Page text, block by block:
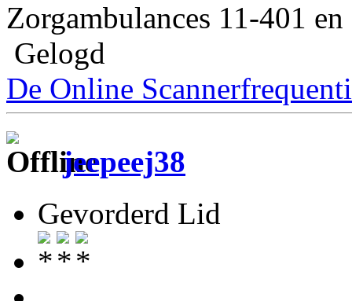
Zorgambulances 11-401
Gelogd
De Online
jeepeej38
Gevorderd Lid